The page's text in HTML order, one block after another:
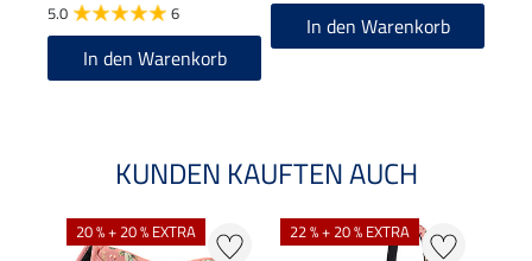
5.0 6
In den Warenkorb
In den Warenkorb
KUNDEN KAUFTEN AUCH
20 % + 20 % EXTRA 22 % + 20 % EXTRA